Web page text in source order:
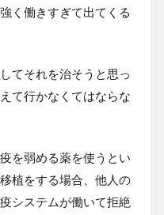
く働きすぎて出てくる
てそれを治そうと思っ
て行かなくてはならな
を弱める薬を使うとい
植をする場合、他人の
システムが働いて拒絶